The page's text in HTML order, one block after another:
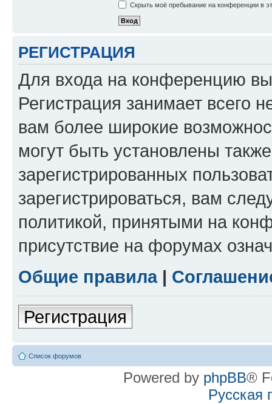
Скрыть моё пребывание на конференции в
РЕГИСТРАЦИЯ
Для входа на конференцию
Регистрация занимает всего
вам более широкие
могут быть установлены
зарегистрированных
зарегистрироваться, вам
политикой, принятыми на
присутствие на форумах
Общие правила|
Регистрация
Список форумов
Powered by phpBB®
Русская